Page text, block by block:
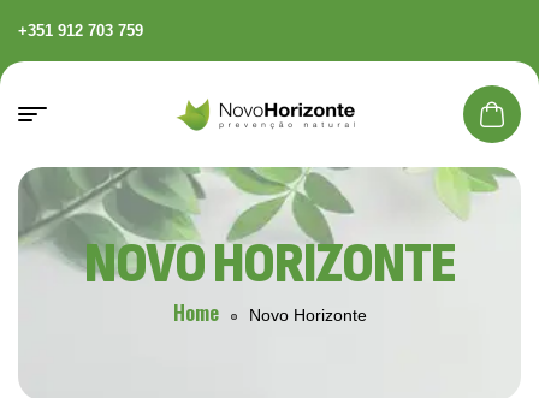
+351 912 703 759
NOVO HORIZONTE
Home Novo Horizonte